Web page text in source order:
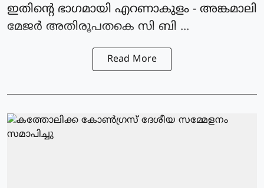
ഇതിൻ്റെ ഭാഗമായി എറണാകുളം - അങ്കമാലി
മേജർ അതിരൂപതകെ സി ബി ...
Read More